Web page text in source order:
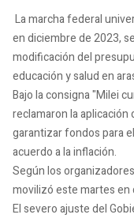
La marcha federal
en diciembre de 2023,
modificación del
educación y salud en
Bajo la consigna "Milei
reclamaron la aplicación
garantizar fondos para
acuerdo a la inflación.
Según los
movilizó este martes en
El severo ajuste del